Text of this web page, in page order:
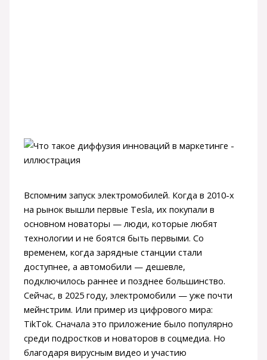
Вспомним запуск электромобилей. Когда в 2010-х
на рынок вышли первые Tesla, их покупали в
основном новаторы — люди, которые любят
технологии и не боятся быть первыми. Со
временем, когда зарядные станции стали
доступнее, а автомобили — дешевле,
подключилось раннее и позднее большинство.
Сейчас, в 2025 году, электромобили — уже почти
мейнстрим. Или пример из цифрового мира:
TikTok. Сначала это приложение было популярно
среди подростков и новаторов в соцмедиа. Но
благодаря вирусным видео и участию